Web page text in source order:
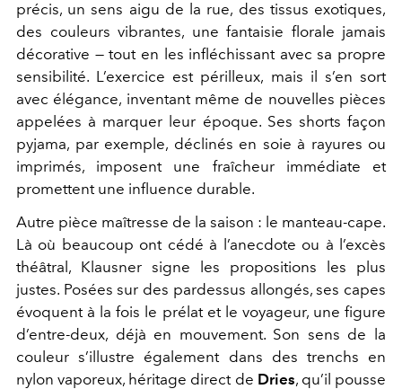
précis, un sens aigu de la rue, des tissus exotiques,
des couleurs vibrantes, une fantaisie florale jamais
décorative — tout en les infléchissant avec sa propre
sensibilité. L’exercice est périlleux, mais il s’en sort
avec élégance, inventant même de nouvelles pièces
appelées à marquer leur époque. Ses shorts façon
pyjama, par exemple, déclinés en soie à rayures ou
imprimés, imposent une fraîcheur immédiate et
promettent une influence durable.
Autre pièce maîtresse de la saison : le manteau-cape.
Là où beaucoup ont cédé à l’anecdote ou à l’excès
théâtral, Klausner signe les propositions les plus
justes. Posées sur des pardessus allongés, ses capes
évoquent à la fois le prélat et le voyageur, une figure
d’entre-deux, déjà en mouvement. Son sens de la
couleur s’illustre également dans des trenchs en
nylon vaporeux, héritage direct de Dries, qu’il pousse